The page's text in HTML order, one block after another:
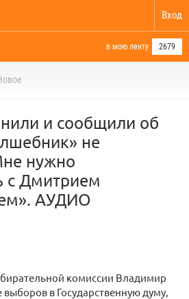
Вход
в мою ленту 2679
и сообщили об
не
нужно
с Дмитрием
АУДИО
комиссии Владимир
выборов в Государственную думу,